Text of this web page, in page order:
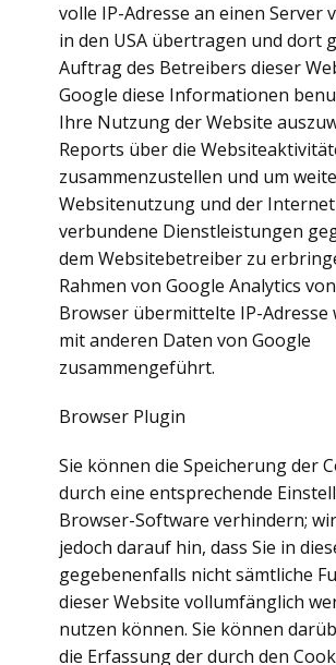
volle IP-Adresse an einen Server
in den USA übertragen und dort
Auftrag des Betreibers dieser
Google diese Informationen
Ihre Nutzung der Website
Reports über die
zusammenzustellen und um
Websitenutzung und der
verbundene Dienstleistungen
dem Websitebetreiber zu
Rahmen von Google Analytics
Browser übermittelte IP-Adresse
mit anderen Daten von Google
zusammengeführt.
Browser Plugin
Sie können die Speicherung der
durch eine entsprechende
Browser-Software verhindern;
jedoch darauf hin, dass Sie in
gegebenenfalls nicht sämtliche
dieser Website vollumfänglich
nutzen können. Sie können
die Erfassung der durch den